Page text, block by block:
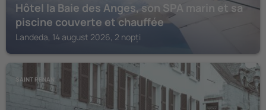
Hôtel la Baie des Anges, son SPA marin et sa
piscine couverte et chauffée
Landeda, 14 august 2026, 2 nopți
SAINT RENAN